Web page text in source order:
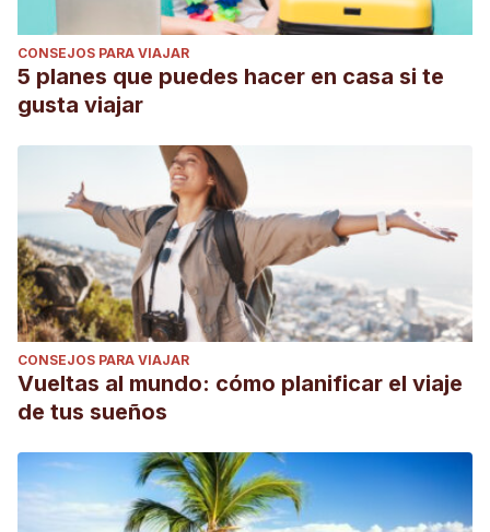
CONSEJOS PARA VIAJAR
5 planes que puedes hacer en casa si te
gusta viajar
CONSEJOS PARA VIAJAR
Vueltas al mundo: cómo planificar el viaje
de tus sueños